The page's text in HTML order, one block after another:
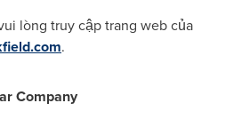
lòng truy cập trang web của
.
Company